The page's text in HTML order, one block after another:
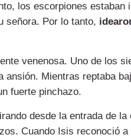
los escorpiones estaban
señora. Por lo tanto,
venenosa. Uno de los
Mientras reptaba
fuerte pinchazo.
desde la entrada de la
Cuando Isis reconoció a